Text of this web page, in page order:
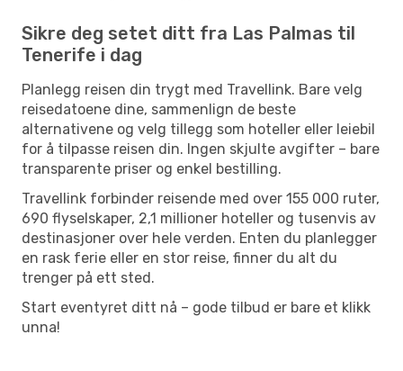
Sikre deg setet ditt fra Las Palmas til
Tenerife i dag
Planlegg reisen din trygt med Travellink. Bare velg
reisedatoene dine, sammenlign de beste
alternativene og velg tillegg som hoteller eller leiebil
for å tilpasse reisen din. Ingen skjulte avgifter – bare
transparente priser og enkel bestilling.
Travellink forbinder reisende med over 155 000 ruter,
690 flyselskaper, 2,1 millioner hoteller og tusenvis av
destinasjoner over hele verden. Enten du planlegger
en rask ferie eller en stor reise, finner du alt du
trenger på ett sted.
Start eventyret ditt nå – gode tilbud er bare et klikk
unna!